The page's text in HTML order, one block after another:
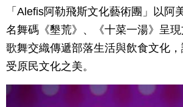
「Alefis阿勒飛斯文化藝術團」以阿
名舞碼《墾荒》、《十菜一湯》呈
歌舞交織傳遞部落生活與飲食文化
受原民文化之美。